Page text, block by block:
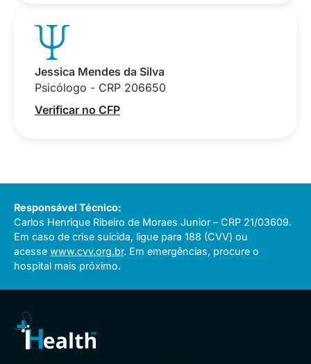
Jessica Mendes da Silva
Psicólogo - CRP 206650
Verificar no CFP
Responsável Técnico:
Carlos Henrique Ribeiro de Moraes Junior – CRP 21/03609.
Em caso de crise suicida, ligue para 188 (CVV) ou
acesse www.cvv.org.br. Em emergências, procure o
hospital mais próximo.